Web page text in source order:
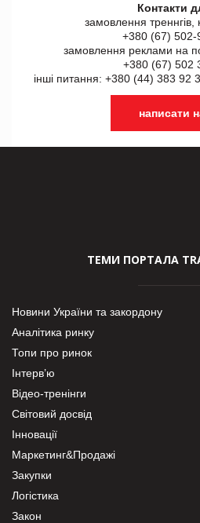
Контакти
замовлення треннгів,
+380 (67) 502-
замовлення реклами на
+380 (67) 502
інші питання: +380 (44) 383 92
написати
ТЕМИ ПОРТАЛА
Новини України та закордону
Аналітика ринку
Топи про ринок
Інтерв’ю
Відео-тренінги
Світовий досвід
Інновації
Маркетинг&Продажі
Закупки
Логістика
Закон